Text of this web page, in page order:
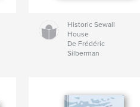
Historic Sewall
House
De Frédéric
Silberman